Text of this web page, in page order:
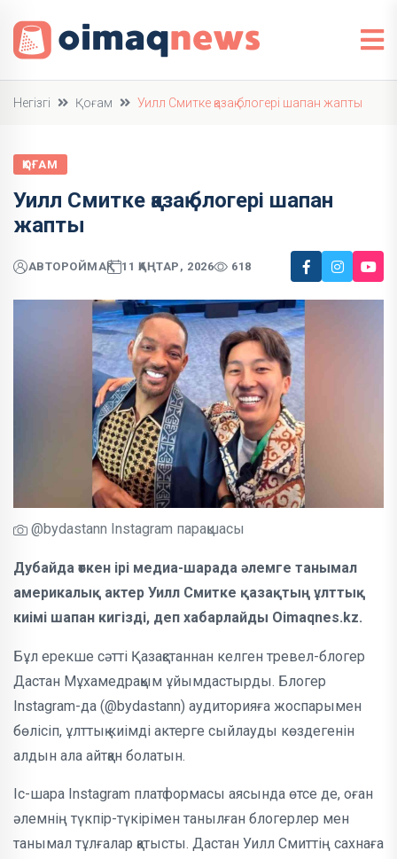
Негізгі Қоғам Уилл Смитке қазақ блогері шапан жапты
ҚОҒАМ
Уилл Смитке қазақ блогері шапан
жапты
АВТОРОЙМАҚ 11 ҚАҢТАР, 2026 618
@bydastann Instagram парақшасы
Дубайда өткен ірі медиа-шарада әлемге танымал
америкалық актер Уилл Смитке қазақтың ұлттық
киімі шапан кигізді, деп хабарлайды Oimaqnes.kz.
Бұл ерекше сәтті Қазақстаннан келген тревел-блогер
Дастан Мұхамедрақым ұйымдастырды. Блогер
Instagram-да (@bydastann) аудиторияға жоспарымен
бөлісіп, ұлттық киімді актерге сыйлауды көздегенін
алдын ала айтқан болатын.
Іс-шара Instagram платформасы аясында өтсе де, оған
әлемнің түкпір-түкірімен танылған блогерлер мен
танымал тұлғалар қатысты. Дастан Уилл Смиттің сахнаға